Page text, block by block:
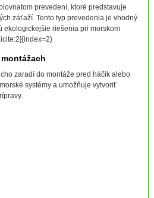
prevedení, ktoré predstavuje
záťaží. Tento typ prevedenia je vhodný
ekologickejšie riešenia pri morskom
zaradí do montáže pred háčik alebo
systémy a umožňuje vytvoriť